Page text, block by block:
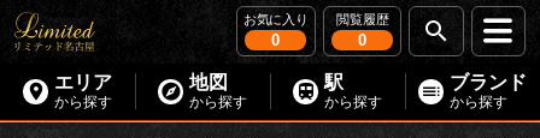
お気に入り
0
閲覧履歴
0
エリア
から探す
地図
から探す
駅
から探す
ブランド
から探す